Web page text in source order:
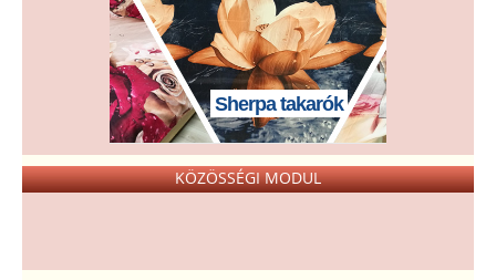
Sherpa takarók
KÖZÖSSÉGI MODUL